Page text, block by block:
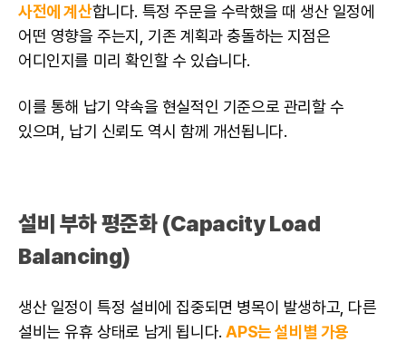
사전에 계산합니다. 특정 주문을 수락했을 때 생산 일정에
어떤 영향을 주는지, 기존 계획과 충돌하는 지점은
어디인지를 미리 확인할 수 있습니다.
이를 통해 납기 약속을 현실적인 기준으로 관리할 수
있으며, 납기 신뢰도 역시 함께 개선됩니다.
설비 부하 평준화 (Capacity Load
Balancing)
생산 일정이 특정 설비에 집중되면 병목이 발생하고, 다른
설비는 유휴 상태로 남게 됩니다.APS는 설비별 가용